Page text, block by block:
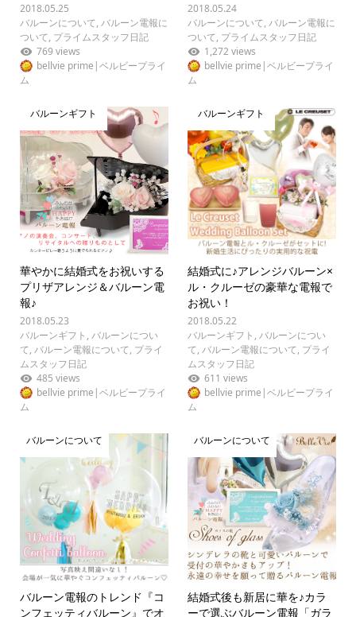
2018.05.25
バルーンについて, バルーン電報に
ついて, プライムスタッフ日記
769 views
bellvie prime|ベルビープライ
ム
2018.05.24
バルーンについて,バルーン電報に
ついて, プライムスタッフ日記
1,272 views
bellvie prime|ベルビープライ
ム
バルーンギフト
華やかに結婚式をお祝いする
プリザアレンジ＆バルーン電
報♪
2018.05.23
バルーンギフト , バルーンについ
て, バルーン電報について, プライ
ムスタッフ日記
485 views
bellvie prime|ベルビープライ
ム
バルーンギフト
結婚式に♪アレンジバルーン×
ル・クルーゼの豪華な電報で
お祝い！
2018.05.22
バルーンギフト ,バルーンについ
て,バルーン電報について, プライ
ムスタッフ日記
611 views
bellvie prime|ベルビープライ
ム
バルーンについて
バルーン電報のトレンド『コ
ンフェッティバルーン』でオ
バルーンについて
結婚式後も新居に華を♪カラ
ーで選ぶバルーン電報「ガラ